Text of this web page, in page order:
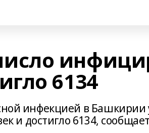
6134
инфекцией в Башкирии
и достигло 6134,